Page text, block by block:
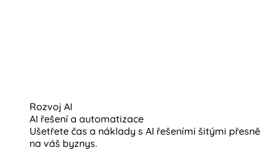
Rozvoj AI
AI řešení a automatizace
Ušetřete čas a náklady s AI řešeními šitými přesně
na váš byznys.